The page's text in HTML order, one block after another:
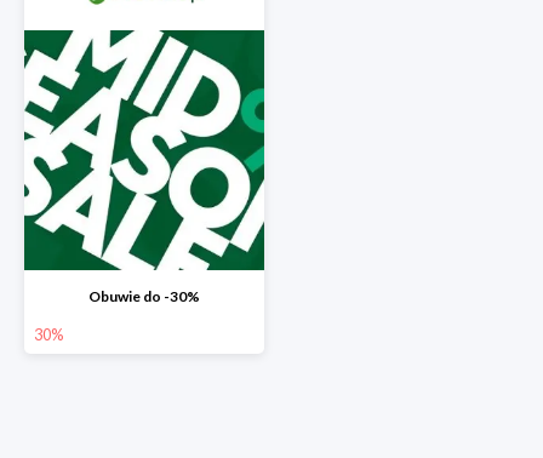
Obuwie do -30%
30%